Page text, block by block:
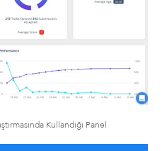
Kullandığı Panel